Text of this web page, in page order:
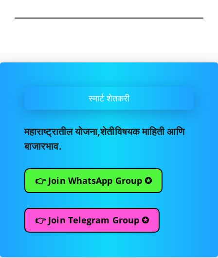
स्मार्ट शेतकरी
महाराष्ट्रातील योजना,शेतीविषयक माहिती आणि
बाजारभाव.
👉 Join WhatsApp Group ✪
👉 Join Telegram Group ✪